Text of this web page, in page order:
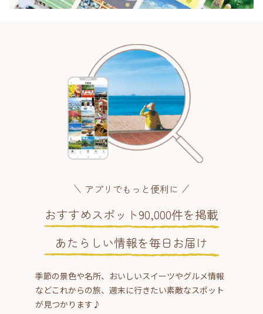
アプリでもっと便利に
おすすめスポット90,000件を掲載
あたらしい情報を毎日お届け
季節の景色や名所、おいしいスイーツやグルメ情報
などこれからの旅、週末に行きたい素敵なスポット
が見つかります♪